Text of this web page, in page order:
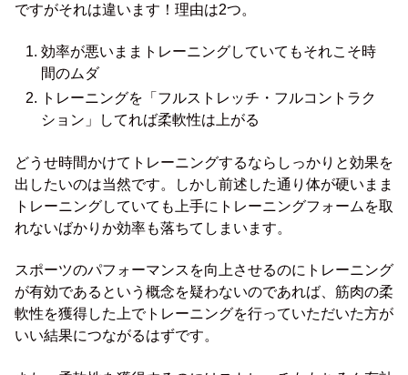
ですがそれは違います！理由は2つ。
効率が悪いままトレーニングしていてもそれこそ時
間のムダ
トレーニングを「フルストレッチ・フルコントラク
ション」してれば柔軟性は上がる
どうせ時間かけてトレーニングするならしっかりと効果を
出したいのは当然です。しかし前述した通り体が硬いまま
トレーニングしていても上手にトレーニングフォームを取
れないばかりか効率も落ちてしまいます。
スポーツのパフォーマンスを向上させるのにトレーニング
が有効であるという概念を疑わないのであれば、筋肉の柔
軟性を獲得した上でトレーニングを行っていただいた方が
いい結果につながるはずです。